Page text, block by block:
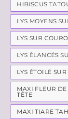
HIBISCUS
LYS MOYENS
LYS SUR
LYS ÉLANCÉS
LYS ÉTOILÉ
MAXI FLEUR
TÊTE
MAXI TIARE